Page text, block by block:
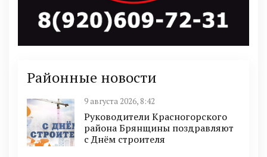
Районные новости
9 августа 2026, 8:42
Руководители Красногорского
района Брянщины поздравляют
с Днём строителя